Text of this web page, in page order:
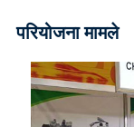
परियोजना मामले